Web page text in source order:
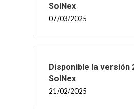
SolNex
07/03/2025
Disponible la versión
SolNex
21/02/2025